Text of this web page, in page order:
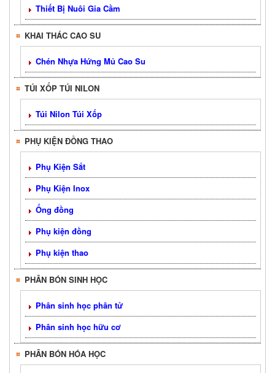
Thiết Bị Nuôi Gia Cầm
KHAI THÁC CAO SU
Chén Nhựa Hứng Mủ Cao Su
TÚI XỐP TÚI NILON
Túi Nilon Túi Xốp
PHỤ KIỆN ĐỒNG THAO
Phụ Kiện Sắt
Phụ Kiện Inox
Ống đồng
Phụ kiện đồng
Phụ kiện thao
PHÂN BÓN SINH HỌC
Phân sinh học phân tử
Phân sinh học hữu cơ
PHÂN BÓN HÓA HỌC